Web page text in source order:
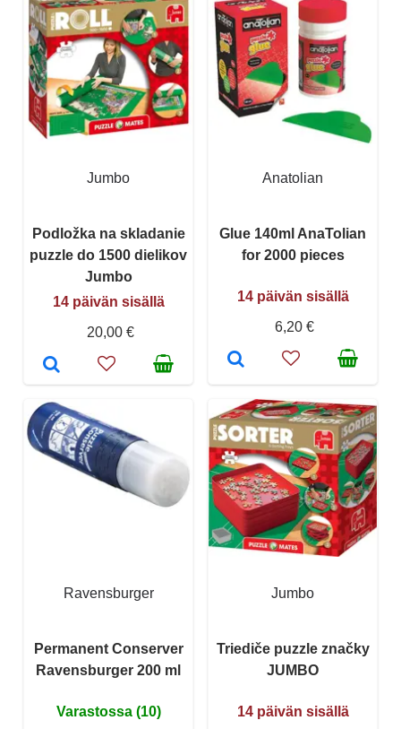
Jumbo
Podložka na skladanie
puzzle do 1500 dielikov
Jumbo
14 päivän sisällä
20,00 €
Anatolian
Glue 140ml AnaTolian
for 2000 pieces
14 päivän sisällä
6,20 €
Ravensburger
Permanent Conserver
Ravensburger 200 ml
Varastossa (10)
Jumbo
Triediče puzzle značky
JUMBO
14 päivän sisällä